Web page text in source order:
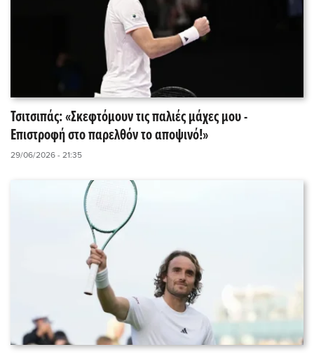
Τσιτσιπάς: «Σκεφτόμουν τις παλιές μάχες μου -
Επιστροφή στο παρελθόν το αποψινό!»
29/06/2026 - 21:35